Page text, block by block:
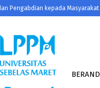
Pengabdian kepada